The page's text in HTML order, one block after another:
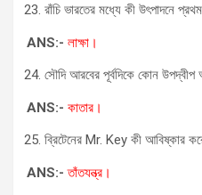
রাঁচি ভারতের মধ্যে কী উৎপাদনে
ANS:- লাক্ষা।
সৌদি আরবের পূর্বদিকে কোন উপদ্বীপ
ANS:- কাতার।
ব্রিটেনের Mr. Key কী আবিষ্কার
ANS:- তাঁতযন্ত্র।